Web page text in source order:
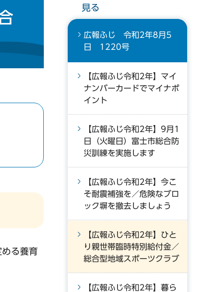
る養育
見る
広報ふじ 令和2年8月5
日 1220号
【広報ふじ令和2年】マイ
ナンバーカードでマイナポ
イント
【広報ふじ令和2年】9月1
日（火曜日）富士市総合防
災訓練を実施します
【広報ふじ令和2年】今こ
そ耐震補強を／危険なブロ
ック塀を撤去しましょう
【広報ふじ令和2年】ひと
り親世帯臨時特別給付金／
総合型地域スポーツクラブ
【広報ふじ令和2年】暮ら